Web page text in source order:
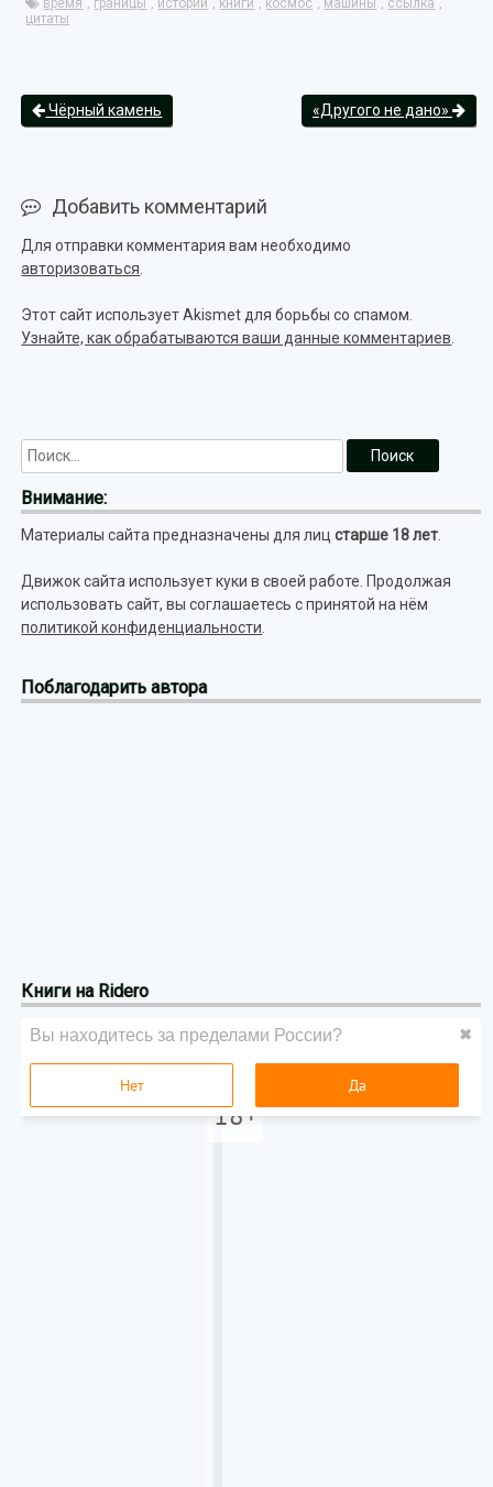
время , границы , истории , книги , космос , машины , ссылка ,
цитаты
Чёрный камень «Другого не дано»
Добавить комментарий
Для отправки комментария вам необходимо
авторизоваться
Этот сайт использует Akismet для борьбы со спамом.
Узнайте, как обрабатываются ваши данные комментариев
Внимание:
Материалы сайта предназначены для лицстарше 18 лет
Движок сайта использует куки в своей работе. Продолжая
использовать сайт, вы соглашаетесь с принятой на нём
политикой конфиденциальности
Поблагодарить автора
Книги на Ridero